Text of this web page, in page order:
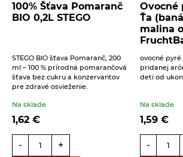
100% Šťava Pomaranč
BIO 0,2L STEGO
STEGO BIO šťava Pomaranč, 200
ml – 100 % prírodná pomarančová
šťava bez cukru a konzervantov
pre zdravé osvieženie.
Na sklade
1,62 €
- +
Ovocné
Ťa
malina
ovocné
pridanej
deti od
Na sklade
1,59 €
-